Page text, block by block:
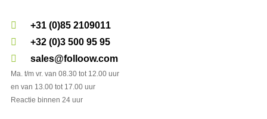
+31 (0)85 2109011
+32 (0)3 500 95 95
sales@folloow.com
Ma. t/m vr. van 08.30 tot 12.00 uur
en van 13.00 tot 17.00 uur
Reactie binnen 24 uur